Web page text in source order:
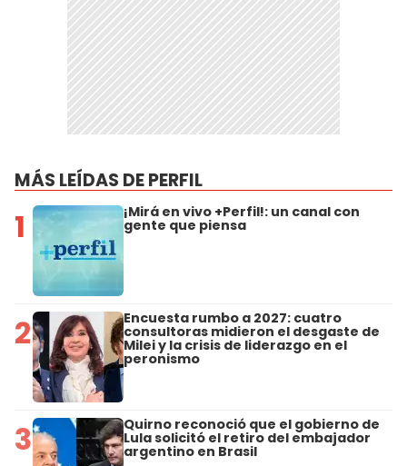
MÁS LEÍDAS DE PERFIL
1 ¡Mirá en vivo +Perfil!: un canal con
gente que piensa
2 Encuesta rumbo a 2027: cuatro
consultoras midieron el desgaste de
Milei y la crisis de liderazgo en el
peronismo
3 Quirno reconoció que el gobierno de
Lula solicitó el retiro del embajador
argentino en Brasil